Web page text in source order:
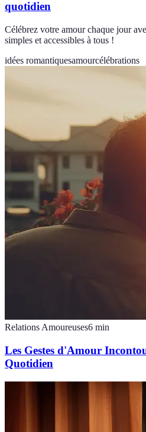
quotidien
Célébrez votre amour chaque jour
simples et accessibles à tous !
idées romantiquesamourcélébrations
Relations Amoureuses6 min
Les Gestes d'Amour
Quotidien